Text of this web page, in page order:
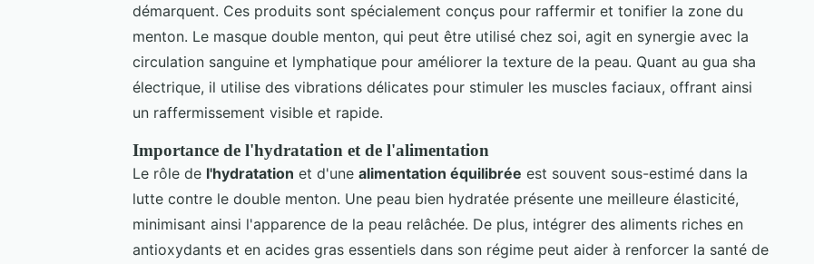
démarquent. Ces produits sont spécialement conçus pour raffermir et tonifier la zone du
menton. Le masque double menton, qui peut être utilisé chez soi, agit en synergie avec la
circulation sanguine et lymphatique pour améliorer la texture de la peau. Quant au gua sha
électrique, il utilise des vibrations délicates pour stimuler les muscles faciaux, offrant ainsi
un raffermissement visible et rapide.
Importance de l'hydratation et de l'alimentation
Le rôle de l'hydratation et d'une alimentation équilibrée est souvent sous-estimé dans la
lutte contre le double menton. Une peau bien hydratée présente une meilleure élasticité,
minimisant ainsi l'apparence de la peau relâchée. De plus, intégrer des aliments riches en
antioxydants et en acides gras essentiels dans son régime peut aider à renforcer la santé de